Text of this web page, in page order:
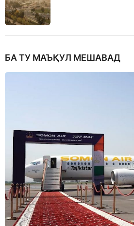
БА ТУ МАЪҚУЛ МЕШАВАД